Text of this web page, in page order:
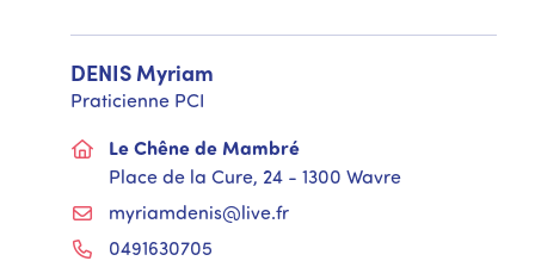
DENIS Myriam
Praticienne PCI
Le Chêne de Mambré
Place de la Cure, 24 - 1300 Wavre
myriamdenis@live.fr
0491630705